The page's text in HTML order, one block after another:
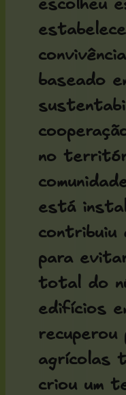
escolheu
baseado
no
está
contribuiu
para
total do
edifícios
agrícolas
criou um